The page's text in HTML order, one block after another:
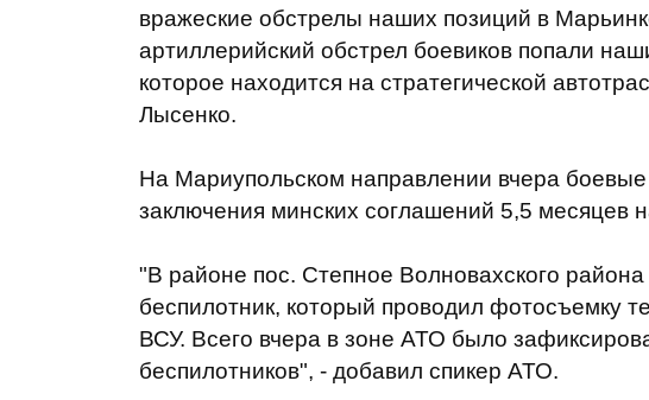
вражеские обстрелы наших позиций в
артиллерийский обстрел боевиков попали
которое находится на стратегической
Лысенко.
На Мариупольском направлении вчера
заключения минских соглашений 5,5 месяцев
"В районе пос. Степное Волновахского
беспилотник, который проводил фотосъемку
ВСУ. Всего вчера в зоне АТО было
беспилотников", - добавил спикер АТО.